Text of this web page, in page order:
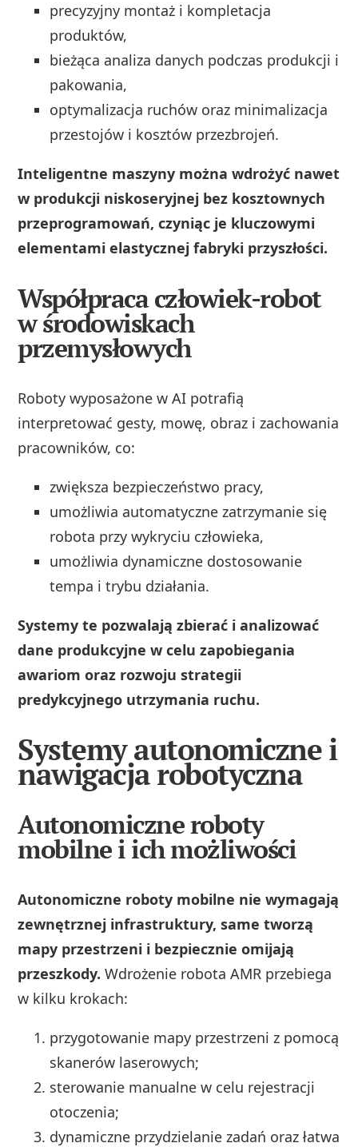
precyzyjny montaż i kompletacja
produktów,
bieżąca analiza danych podczas produkcji i
pakowania,
optymalizacja ruchów oraz minimalizacja
przestojów i kosztów przezbrojeń.
Inteligentne maszyny można wdrożyć nawet
w produkcji niskoseryjnej bez kosztownych
przeprogramowań, czyniąc je kluczowymi
elementami elastycznej fabryki przyszłości.
Współpraca człowiek-robot
w środowiskach
przemysłowych
Roboty wyposażone w AI potrafią
interpretować gesty, mowę, obraz i zachowania
pracowników, co:
zwiększa bezpieczeństwo pracy,
umożliwia automatyczne zatrzymanie się
robota przy wykryciu człowieka,
umożliwia dynamiczne dostosowanie
tempa i trybu działania.
Systemy te pozwalają zbierać i analizować
dane produkcyjne w celu zapobiegania
awariom oraz rozwoju strategii
predykcyjnego utrzymania ruchu.
Systemy autonomiczne i
nawigacja robotyczna
Autonomiczne roboty
mobilne i ich możliwości
Autonomiczne roboty mobilne nie wymagają
zewnętrznej infrastruktury, same tworzą
mapy przestrzeni i bezpiecznie omijają
przeszkody. Wdrożenie robota AMR przebiega
w kilku krokach:
przygotowanie mapy przestrzeni z pomocą
skanerów laserowych;
sterowanie manualne w celu rejestracji
otoczenia;
dynamiczne przydzielanie zadań oraz łatwa